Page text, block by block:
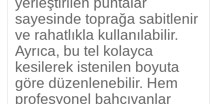
sayesinde toprağa sabitlenir
ve rahatlıkla kullanılabilir.
Ayrıca, bu tel kolayca
kesilerek istenilen boyuta
göre düzenlenebilir. Hem
profesyonel bahçıvanlar